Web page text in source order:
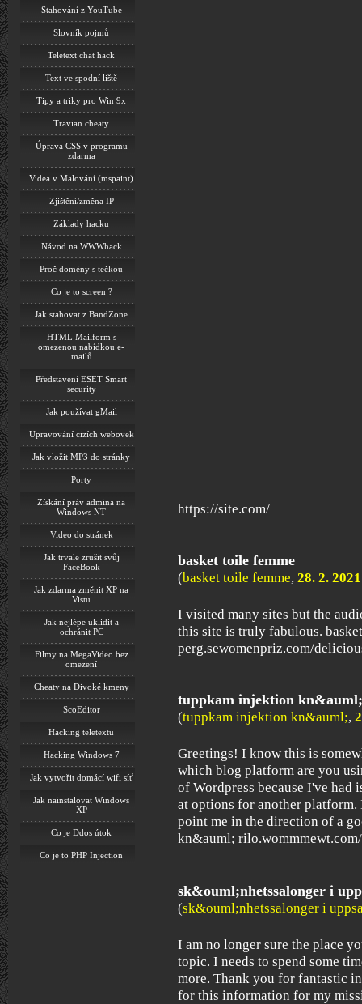
Stahování z YouTube
Slovník pojmů
Teletext chat hack
Text ve spodní liště
Tipy a triky pro Win 9x
Travian cheaty
Úprava CSS v programu
zdarma
Videa v Malování (mspaint)
Zjištění/změna IP
Základy hacku
Návod na WWWhack
Proč domény s tečkou
Co je to screen ?
Jak stahovat z BandZone
HTML Mailform s
omezenou nabídkou e-
mailů
Představení ESET Smart
security
Jak používat gMail
Upravování cizích webovek
Jak vložit MP3 do stránky
Porty
Získání práv admina na
Windows NT
Video do stránek
Jak trvale zrušit svůj
FaceBook
Jak zdarma změnit XP na
Vistu
Jak nejlépe uklidit a
ochránit PC
Filmy na MegaVideo bez
omezení
Cheaty na Divoké kmeny
ScoEditor
Hacking teletextu
Hacking Windows 7
Jak vytvořit domácí wifi síť
Jak nainstalovat Windows
XP
Co je Ddos útok
Co je to PHP Injection
https://site.com/
basket toile femme
(basket toile femme, 28. 2. 2021
I visited many sites but the
this site is truly fabulous.
perg.sewomenpriz.com/
tuppkam injektion kn&auml;
(tuppkam injektion kn&auml;,
Greetings! I know this is
which blog platform are you
of Wordpress because I've had
at options for another
point me in the direction of a
kn&auml;
sk&ouml;nhetssalonger i
(sk&ouml;nhetssalonger i
I am no longer sure the place
topic. I needs to spend some
more. Thank you for fantastic
for this information for my